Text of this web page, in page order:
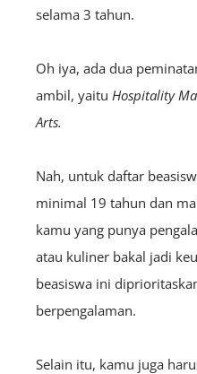
selama 3 tahun.
Oh iya, ada dua
ambil, yaitu Hospitality
Arts.
Nah, untuk daftar
minimal 19 tahun dan
kamu yang punya
atau kuliner bakal jadi
beasiswa ini
berpengalaman.
Selain itu, kamu juga